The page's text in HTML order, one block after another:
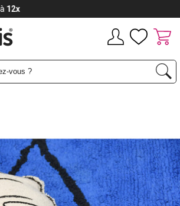
Payez jusqu'à